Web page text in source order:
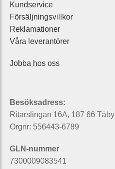
Kundservice
Försäljningsvillkor
Reklamationer
Våra leverantörer
Jobba hos oss
Besöksadress:
Ritarslingan 16A, 187 66 Täby
Orgnr: 556443-6789
GLN-nummer
7300009083541